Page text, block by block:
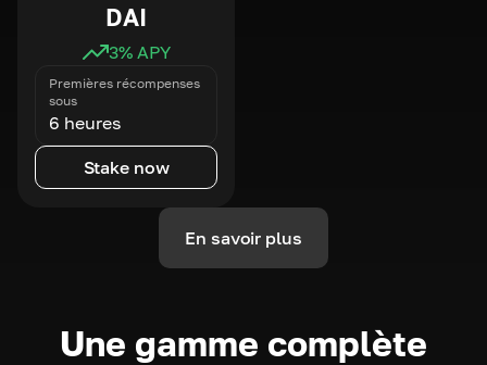
DAI
3% APY
Premières récompenses
sous
6 heures
Stake now
En savoir plus
Une gamme complète